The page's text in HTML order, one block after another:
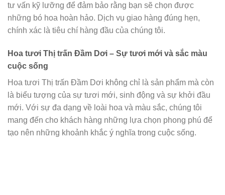
tư vấn kỹ lưỡng để đảm bảo rằng bạn sẽ chọn được
những bó hoa hoàn hảo. Dịch vụ giao hàng đúng hẹn,
chính xác là tiêu chí hàng đầu của chúng tôi.
Hoa tươi Thị trấn Đầm Dơi – Sự tươi mới và sắc màu
cuộc sống
Hoa tươi Thị trấn Đầm Dơi không chỉ là sản phẩm mà còn
là biểu tượng của sự tươi mới, sinh động và sự khởi đầu
mới. Với sự đa dạng về loài hoa và màu sắc, chúng tôi
mang đến cho khách hàng những lựa chọn phong phú để
tạo nên những khoảnh khắc ý nghĩa trong cuộc sống.